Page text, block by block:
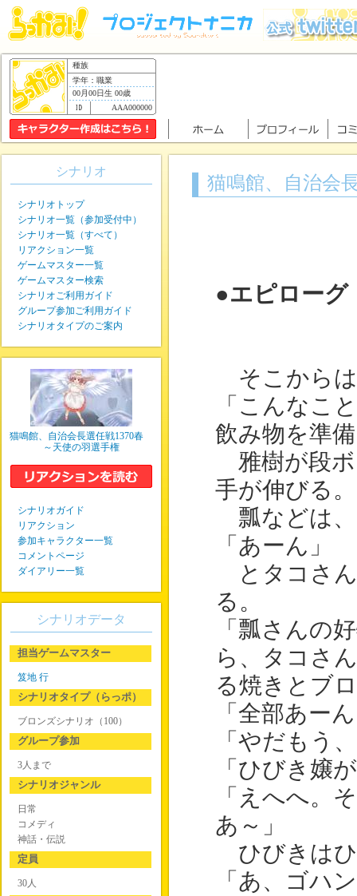
種族
学年：職業
00月00日生 00歳
AAA000000
猫鳴館、自治会
●エピローグ
そこからは
「こんなこ
飲み物を準
雅樹が段ボ
手が伸びる。
瓢などは、
「あーん」
とタコさん
る。
「瓢さんの
ら、タコさ
る焼きとブ
「全部あー
「やだもう
「ひびき嬢
「えへへ。
あ～」
ひびきはひ
「あ、ゴハ
シナリオ
シナリオトップ
シナリオ一覧（参加受付中）
シナリオ一覧（すべて）
リアクション一覧
ゲームマスター一覧
ゲームマスター検索
シナリオご利用ガイド
グループ参加ご利用ガイド
シナリオタイプのご案内
猫鳴館、自治会長選任戦1370春
～天使の羽選手権
シナリオガイド
リアクション
参加キャラクター一覧
コメントページ
ダイアリー一覧
シナリオデータ
担当ゲームマスター
笈地 行
シナリオタイプ（らっポ）
ブロンズシナリオ（100）
グループ参加
3人まで
シナリオジャンル
日常
コメディ
神話・伝説
定員
30人